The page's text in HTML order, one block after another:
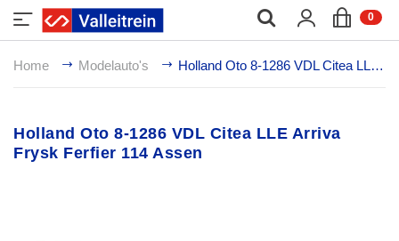
0;
Home Modelauto's Holland Oto 8-1286 VDL Citea LLE Arriva Frysk Ferfier 114 Assen
Holland Oto 8-1286 VDL Citea LLE Arriva
Frysk Ferfier 114 Assen